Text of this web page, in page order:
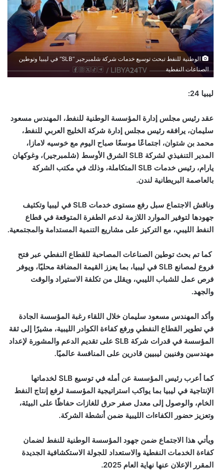
الوطنية للنفط تبحث توسيع خدمات شركة شلمبرجير “SLB” في ليبيا وتوطين
الصناعات النفطية
ليبيا 24:
عقد رئيس مجلس إدارة المؤسسة الوطنية للنفط، المهندس مسعود
سليمان، يرافقه رئيس مجلس إدارة شركة الخليج العربي للنفط،
محمد بن شتوان، اجتماعًا موسعًا صباح اليوم مع خوسيه لامازا،
المدير التنفيذي لشركة SLB الشرق الأوسط (شلمبرجير)، وغوكهان
يارام، رئيس خدمات SLB المتكاملة، وذلك في مكتب الشركة
بالعاصمة البريطانية لندن.
وناقش الاجتماع سبل رفع مستوى خدمات SLB في ليبيا وتكثيف
جهودها لتوفير الموارد اللازمة لدعم الطفرة المتوقعة في قطاع
النفط الليبي، مع التركيز على مشاريع التنمية المستدامة والمجتمعية.
كما تم بحث توطين الصناعات المصاحبة للقطاع النفطي عبر فتح
فروع لمصانع SLB في ليبيا، بما يعزز القيمة المضافة محليًا، ويوفر
فرص عمل للشباب الليبي، ويقلل من تكلفة الاستيراد والوقت
والجهد.
وأكد المهندس مسعود سليمان خلال اللقاء رغبة المؤسسة الجادة
في تطوير القطاع النفطي ورفع كفاءة الكوادر الليبية، مشيرًا إلى ثقة
المؤسسة في قدرات شركة SLB على تقديم الدعم والمشورة لإعداد
مهندسين وفنيين ليبيين قادرين على المنافسة عالميًا.
كما أعرب رئيس المؤسسة عن أمله في توسيع SLB لخدماتها
الإنتاجية في ليبيا بما يواكب استراتيجية المؤسسة لرفع إنتاج النفط
الخام، والوصول إلى معدل صفر حرق للغازات حفاظًا على البيئة،
وتعزيز حضور الكفاءات الليبية ضمن أنشطة الشركة.
ويأتي هذا الاجتماع ضمن جهود المؤسسة الوطنية للنفط لضمان
كفاءة الخدمات النفطية والاستعداد للجولة الاستكشافية الجديدة
المقرر الإعلان عنها نهاية العام 2025.